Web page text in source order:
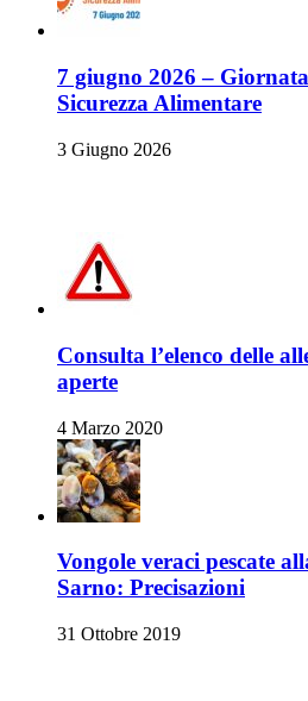
7 giugno 2026 –
Sicurezza Alimentare
3 Giugno 2026
Consulta l’elenco delle
aperte
4 Marzo 2020
Vongole veraci pescate
Sarno: Precisazioni
31 Ottobre 2019